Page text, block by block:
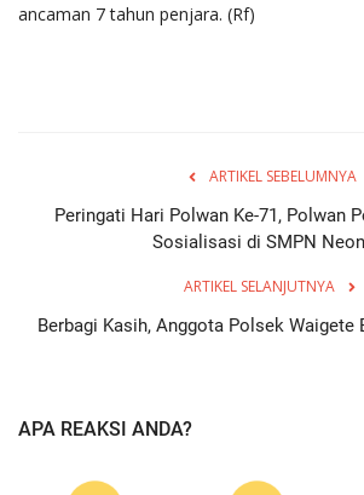
ancaman 7 tahun penjara. (Rf)
ARTIKEL SEBELUMNYA
Peringati Hari Polwan Ke-71, Polwan
Sosialisasi di SMPN
ARTIKEL SELANJUTNYA
Berbagi Kasih, Anggota Polsek Waigete
APA REAKSI ANDA?